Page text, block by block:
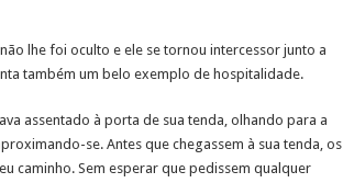
lhe foi oculto e ele se tornou intercessor junto a
também um belo exemplo de hospitalidade.
assentado à porta de sua tenda, olhando para a
se. Antes que chegassem à sua tenda, os
caminho. Sem esperar que pedissem qualquer